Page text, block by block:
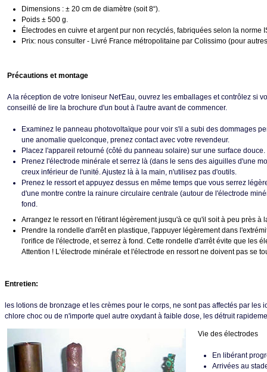
Dimensions : ± 20 cm de diamètre (soit 8“).
Poids ± 500 g.
Électrodes en cuivre et argent pur non recyclés, fabriquées selon la norme
Prix: nous consulter - Livré France métropolitaine par Colissimo (pour
Précautions et montage
A la réception de votre Ioniseur Net'Eau, ouvrez les emballages et contrôlez si
conseillé de lire la brochure d'un bout à l'autre avant de commencer.
Examinez le panneau photovoltaïque pour voir s'il a subi des dommages
une anomalie quelconque, prenez contact avec votre revendeur.
Placez l'appareil retourné (côté du panneau solaire) sur une surface douce.
Prenez l'électrode minérale et serrez là (dans le sens des aiguilles d'une
creux inférieur de l'unité. Ajustez là à la main, n'utilisez pas d'outils.
Prenez le ressort et appuyez dessus en même temps que vous serrez
d'une montre contre la rainure circulaire centrale (autour de l'électrode
fond.
Arrangez le ressort en l'étirant légèrement jusqu'à ce qu'il soit à peu près
Prendre la rondelle d'arrêt en plastique, l'appuyer légèrement dans
l'orifice de l'électrode, et serrez à fond. Cette rondelle d'arrêt évite que les
Attention ! L'électrode minérale et l'électrode en ressort ne doivent pas se
Entretien:
les lotions de bronzage et les crèmes pour le corps, ne sont pas affectés par
chlore choc ou de n'importe quel autre oxydant à faible dose, les détruit
Vie des électrodes
En libérant
Arrivées au